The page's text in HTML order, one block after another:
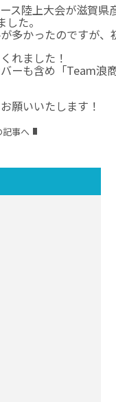
ス陸上大会が滋賀県
た。
多かったのですが、
れました！
ーも含め「Team浪
願いいたします！
事へ